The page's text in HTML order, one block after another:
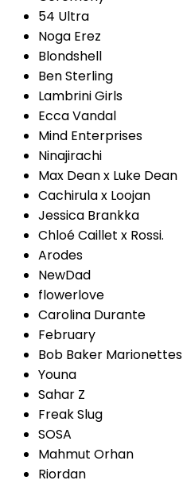
54 Ultra
Noga Erez
Blondshell
Ben Sterling
Lambrini Girls
Ecca Vandal
Mind Enterprises
Ninajirachi
Max Dean x Luke Dean
Cachirula x Loojan
Jessica Brankka
Chloé Caillet x Rossi.
Arodes
NewDad
flowerlove
Carolina Durante
February
Bob Baker Marionettes
Youna
Sahar Z
Freak Slug
SOSA
Mahmut Orhan
Riordan